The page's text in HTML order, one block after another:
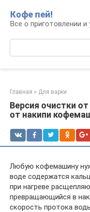
контенту
Кофе пей!
Все о приготовлении
Главная » Для варки
Версия очистки
от накипи
Любую кофемашину
воде содержатся
при нагреве
превращающийся в
скорость протока